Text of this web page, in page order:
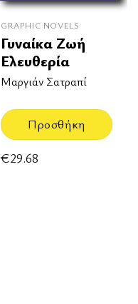
GRAPHIC NOVELS
Γυναίκα Ζωή
Ελευθερία
Μαργιάν Σατραπί
Προσθήκη
€29.68